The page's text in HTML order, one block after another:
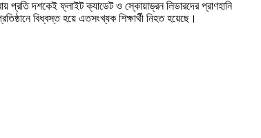
প্রতি দশকেই ফ্লাইট ক্যাডেট ও স্কোয়াড্রন লিডারদের প্রাণহানি
বিধ্বস্ত হয়ে এতসংখ্যক শিক্ষার্থী নিহত হয়েছে।